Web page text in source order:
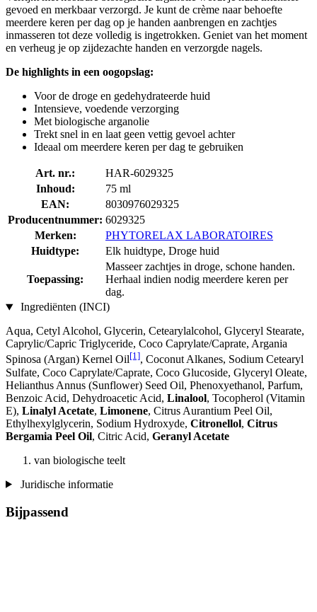
gevoed en merkbaar verzorgd. Je kunt de crème naar behoefte
meerdere keren per dag op je handen aanbrengen en zachtjes
inmasseren tot deze volledig is ingetrokken. Geniet van het moment
en verheug je op zijdezachte handen en verzorgde nagels.
De highlights in een oogopslag:
Voor de droge en gedehydrateerde huid
Intensieve, voedende verzorging
Met biologische arganolie
Trekt snel in en laat geen vettig gevoel achter
Ideaal om meerdere keren per dag te gebruiken
Art. nr.:
HAR-6029325
Inhoud:
75 ml
EAN:
8030976029325
Producentnummer: 6029325
Merken:
PHYTORELAX LABORATOIRES
Huidtype:
Elk huidtype, Droge huid
Toepassing:
Masseer zachtjes in droge, schone handen.
Herhaal indien nodig meerdere keren per
dag.
Ingrediënten (INCI)
Aqua, Cetyl Alcohol, Glycerin, Cetearylalcohol, Glyceryl Stearate,
Caprylic/Capric Triglyceride, Coco Caprylate/Caprate, Argania
Spinosa (Argan) Kernel Oil[1], Coconut Alkanes, Sodium Cetearyl
Sulfate, Coco Caprylate/Caprate, Coco Glucoside, Glyceryl Oleate,
Helianthus Annus (Sunflower) Seed Oil, Phenoxyethanol, Parfum,
Benzoic Acid, Dehydroacetic Acid, Linalool, Tocopherol (Vitamin
E), Linalyl Acetate, Limonene, Citrus Aurantium Peel Oil,
Ethylhexylglycerin, Sodium Hydroxyde, Citronellol, Citrus
Bergamia Peel Oil, Citric Acid, Geranyl Acetate
van biologische teelt
Juridische informatie
Bijpassend